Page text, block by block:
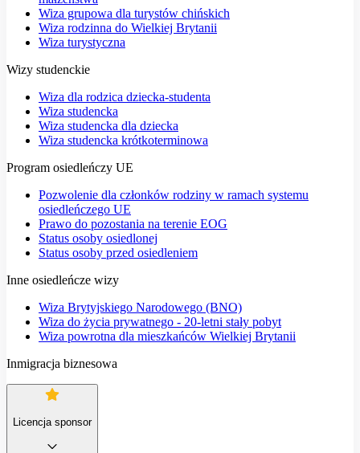
Wiza grupowa dla turystów chińskich
Wiza rodzinna do Wielkiej Brytanii
Wiza turystyczna
Wizy studenckie
Wiza dla rodzica dziecka-studenta
Wiza studencka
Wiza studencka dla dziecka
Wiza studencka krótkoterminowa
Program osiedleńczy UE
Pozwolenie dla członków rodziny w ramach systemu
osiedleńczego UE
Prawo do pozostania na terenie EOG
Status osoby osiedlonej
Status osoby przed osiedleniem
Inne osiedleńcze wizy
Wiza Brytyjskiego Narodowego (BNO)
Wiza do życia prywatnego - 20-letni stały pobyt
Wiza powrotna dla mieszkańców Wielkiej Brytanii
Inmigracja biznesowa
Licencja sponsor